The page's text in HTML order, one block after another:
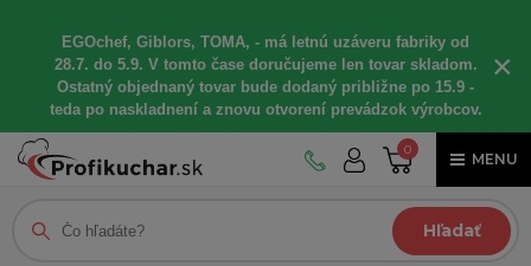
EGOchef, Giblors, TOMA, - má letnú uzáveru fabriky od
28.7. do 5.9. V tomto čase doručujeme len tovar skladom.
Ostatný objednaný tovar bude dodaný približne po 15.9 -
teda po naskladnení a znovu otvorení prevádzok výrobcov.
×
0
MENU
Hľadať